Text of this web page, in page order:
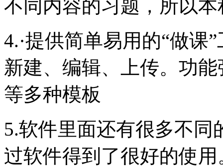
不同内容的习题，所以
4.·提供简单易用的“做课
新建、编辑、上传。功
等多种模板
5.软件里面还有很多不
过软件得到了很好的使用